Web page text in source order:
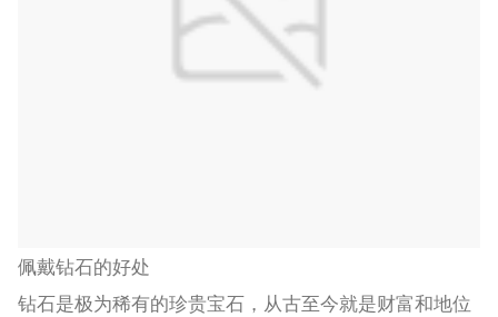
佩戴钻石的好处
钻石是极为稀有的珍贵宝石，从古至今就是财富和地位